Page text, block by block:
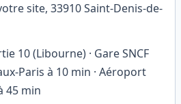
site, 33910Saint-Denis-de-
10 (Libourne) · Gare SNCF
Paris à 10 min · Aéroport
45 min